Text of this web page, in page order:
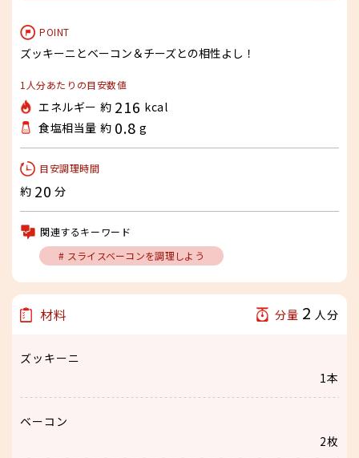
POINT
ズッキーニとベーコン＆チーズとの相性よし！
1人分あたりの目安数値
エネルギー 約 216 kcal
食塩相当量 約 0.8 g
目安調理時間
約 20 分
関連するキーワード
# スライスベーコンを調理しよう
材料 分量 2 人分
ズッキーニ
1本
ベーコン
2枚